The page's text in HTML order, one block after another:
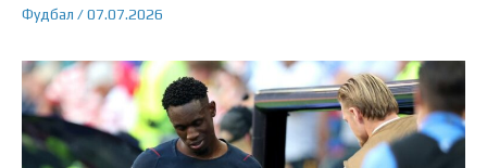
Фудбал /07.07.2026